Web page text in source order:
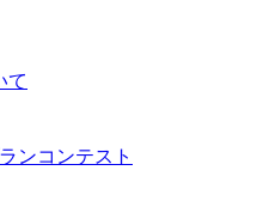
て
ンコンテスト